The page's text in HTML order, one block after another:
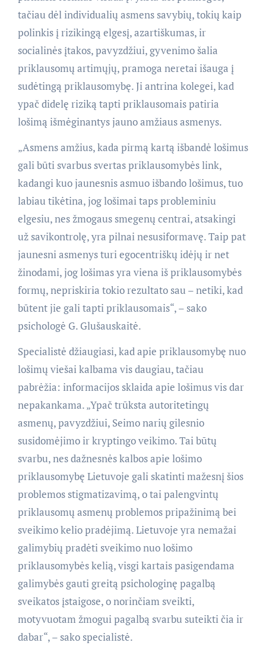
tačiau dėl individualių asmens savybių, tokių kaip
polinkis į rizikingą elgesį, azartiškumas, ir
socialinės įtakos, pavyzdžiui, gyvenimo šalia
priklausomų artimųjų, pramoga neretai išauga į
sudėtingą priklausomybę. Ji antrina kolegei, kad
ypač didelę riziką tapti priklausomais patiria
lošimą išmėginantys jauno amžiaus asmenys.
„Asmens amžius, kada pirmą kartą išbandė lošimus
gali būti svarbus svertas priklausomybės link,
kadangi kuo jaunesnis asmuo išbando lošimus, tuo
labiau tikėtina, jog lošimai taps probleminiu
elgesiu, nes žmogaus smegenų centrai, atsakingi
už savikontrolę, yra pilnai nesusiformavę. Taip pat
jaunesni asmenys turi egocentriškų idėjų ir net
žinodami, jog lošimas yra viena iš priklausomybės
formų, nepriskiria tokio rezultato sau – netiki, kad
būtent jie gali tapti priklausomais“, – sako
psichologė G. Glušauskaitė.
Specialistė džiaugiasi, kad apie priklausomybę nuo
lošimų viešai kalbama vis daugiau, tačiau
pabrėžia: informacijos sklaida apie lošimus vis dar
nepakankama. „Ypač trūksta autoritetingų
asmenų, pavyzdžiui, Seimo narių gilesnio
susidomėjimo ir kryptingo veikimo. Tai būtų
svarbu, nes dažnesnės kalbos apie lošimo
priklausomybę Lietuvoje gali skatinti mažesnį šios
problemos stigmatizavimą, o tai palengvintų
priklausomų asmenų problemos pripažinimą bei
sveikimo kelio pradėjimą. Lietuvoje yra nemažai
galimybių pradėti sveikimo nuo lošimo
priklausomybės kelią, visgi kartais pasigendama
galimybės gauti greitą psichologinę pagalbą
sveikatos įstaigose, o norinčiam sveikti,
motyvuotam žmogui pagalbą svarbu suteikti čia ir
dabar“, – sako specialistė.